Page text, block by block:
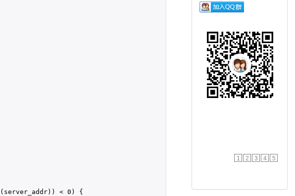
(server_addr)) < 0 ) {
1 2 3 4 5